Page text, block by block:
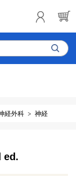
経外科 神経
ed.